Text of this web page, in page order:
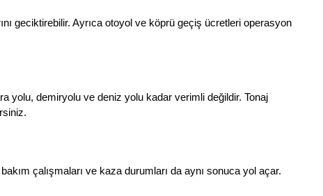
geciktirebilir. Ayrıca otoyol ve köprü geçiş ücretleri operasyon
yolu, demiryolu ve deniz yolu kadar verimli değildir. Tonaj
çalışmaları ve kaza durumları da aynı sonuca yol açar.